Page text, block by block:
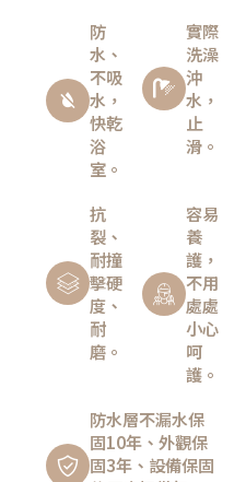
防
水、
不吸
水，
快乾
浴
室。
實際
洗澡
沖
水，
止
滑。
抗
裂、
耐撞
擊硬
度、
耐
磨。
容易
養
護，
不用
處處
小心
呵
護。
防水層不漏水保
固10年、外觀保
固3年、設備保固